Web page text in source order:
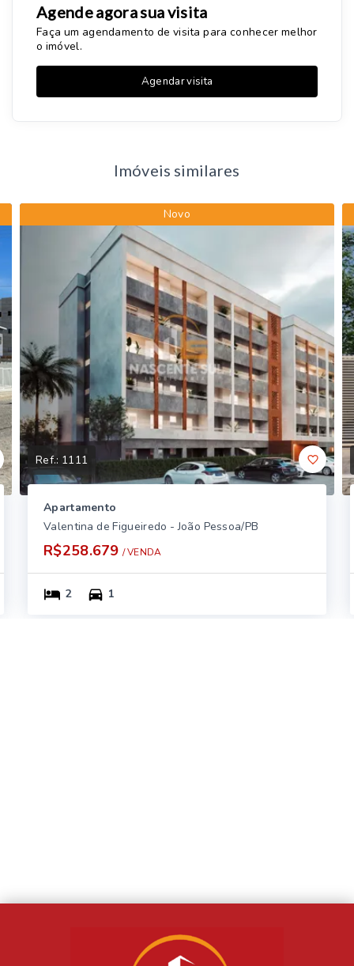
Agende agora sua visita
Faça um agendamento de visita para conhecer melhor
o imóvel.
Agendar visita
Imóveis similares
Novo
Ref.: 1111
Apartamento
Valentina de Figueiredo - João Pessoa/PB
R$258.679 / VENDA
2 1